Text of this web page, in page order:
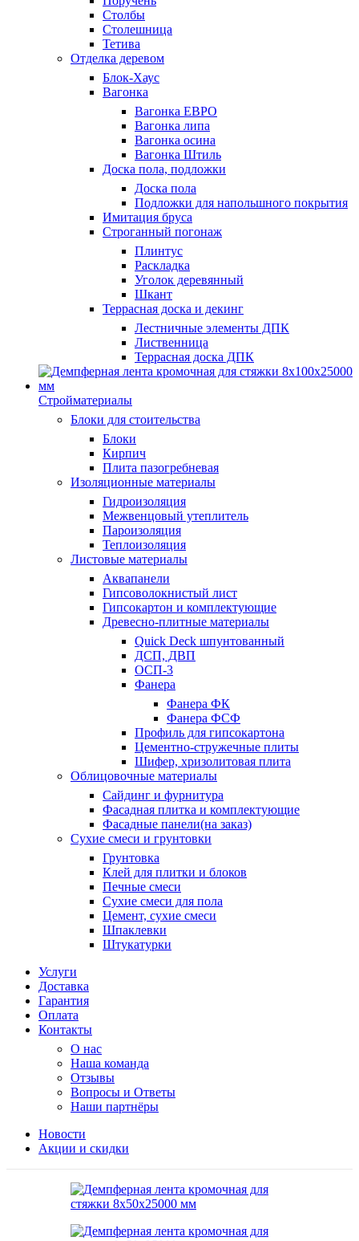
Столбы
Столешница
Тетива
Отделка деревом
Блок-Хаус
Вагонка
Вагонка ЕВРО
Вагонка липа
Вагонка осина
Вагонка Штиль
Доска пола, подложки
Доска пола
Подложки для напольшного покрытия
Имитация бруса
Строганный погонаж
Плинтус
Раскладка
Уголок деревянный
Шкант
Террасная доска и декинг
Лестничные элементы ДПК
Лиственница
Террасная доска ДПК
Стройматериалы
Блоки для стоительства
Блоки
Кирпич
Плита пазогребневая
Изоляционные материалы
Гидроизоляция
Межвенцовый утеплитель
Пароизоляция
Теплоизоляция
Листовые материалы
Аквапанели
Гипсоволокнистый лист
Гипсокартон и комплектующие
Древесно-плитные материалы
Quick Deck шпунтованный
ДСП, ДВП
ОСП-3
Фанера
Фанера ФК
Фанера ФСФ
Профиль для гипсокартона
Цементно-стружечные плиты
Шифер, хризолитовая плита
Облицовочные материалы
Сайдинг и фурнитура
Фасадная плитка и комплектующие
Фасадные панели(на заказ)
Сухие смеси и грунтовки
Грунтовка
Клей для плитки и блоков
Печные смеси
Сухие смеси для пола
Цемент, сухие смеси
Шпаклевки
Штукатурки
Услуги
Доставка
Гарантия
Оплата
Контакты
О нас
Наша команда
Отзывы
Вопросы и Ответы
Наши партнёры
Новости
Акции и скидки